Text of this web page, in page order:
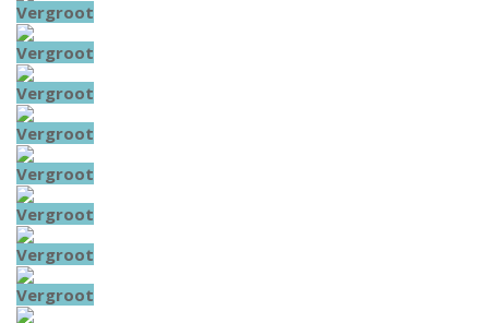
Vergroot
Vergroot
Vergroot
Vergroot
Vergroot
Vergroot
Vergroot
Vergroot